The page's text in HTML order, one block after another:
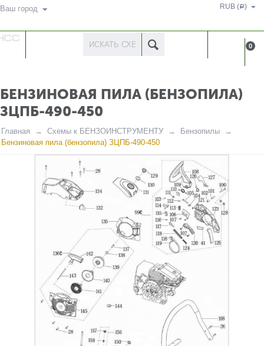
Ваш город RUB (Р)
0
БЕНЗИНОВАЯ ПИЛА (БЕНЗОПИЛА)
ЗЦПБ-490-450
Главная Схемы к БЕНЗОИНСТРУМЕНТУ
Бензопилы
Бензиновая пила (бензопила) ЗЦПБ-490-450